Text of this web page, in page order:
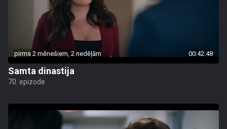
pirms 2 mēnešiem, 2 nedēļām 00:42:48
Samta dinastija
70. epizode